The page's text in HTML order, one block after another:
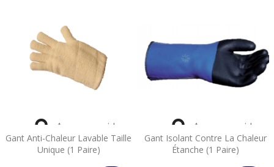
Gant Anti-Chaleur Lavable Taille
Unique (1 Paire)
 Aperçu rapide
Gant Isolant Contre La Chaleur
Étanche (1 Paire)
 Aperçu rapide